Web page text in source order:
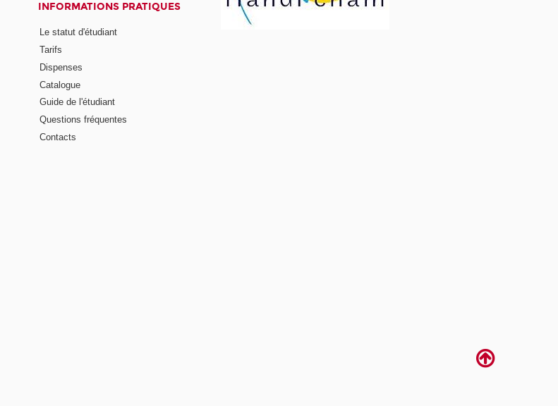
INFORMATIONS PRATIQUES
Le statut d'étudiant
Tarifs
Dispenses
Catalogue
Guide de l'étudiant
Questions fréquentes
Contacts